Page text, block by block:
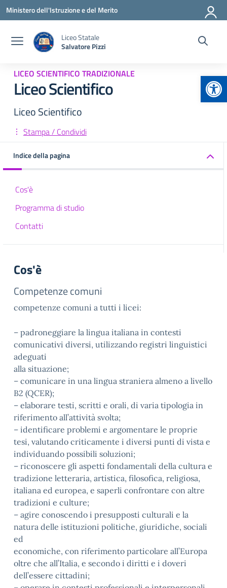
Vai ai contenuti
Vai al menu di navigazione
Vai al footer
Ministero dell'Istruzione e del Merito
Liceo Statale
Salvatore Pizzi
LICEO SCIENTIFICO TRADIZIONALE
Liceo Scientifico
Liceo Scientifico
Stampa / Condividi
Indice della pagina
Cos'è
Programma di studio
Contatti
Cos'è
Competenze comuni
competenze comuni a tutti i licei:
– padroneggiare la lingua italiana in contesti
comunicativi diversi, utilizzando registri linguistici
adeguati
alla situazione;
– comunicare in una lingua straniera almeno a livello
B2 (QCER);
– elaborare testi, scritti e orali, di varia tipologia in
riferimento all’attività svolta;
– identificare problemi e argomentare le proprie
tesi, valutando criticamente i diversi punti di vista e
individuando possibili soluzioni;
– riconoscere gli aspetti fondamentali della cultura e
tradizione letteraria, artistica, filosofica, religiosa,
italiana ed europea, e saperli confrontare con altre
tradizioni e culture;
– agire conoscendo i presupposti culturali e la
natura delle istituzioni politiche, giuridiche, sociali
ed
economiche, con riferimento particolare all’Europa
oltre che all’Italia, e secondo i diritti e i doveri
dell’essere cittadini;